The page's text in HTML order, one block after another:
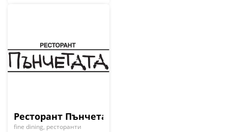
Ресторант Пънчетата
fine dining, ресторанти